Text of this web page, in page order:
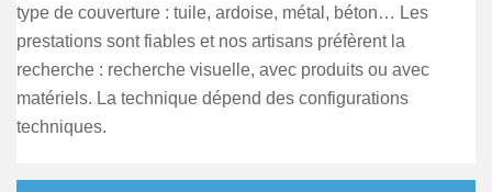
type de couverture : tuile, ardoise, métal, béton… Les
prestations sont fiables et nos artisans préfèrent la
recherche : recherche visuelle, avec produits ou avec
matériels. La technique dépend des configurations
techniques.